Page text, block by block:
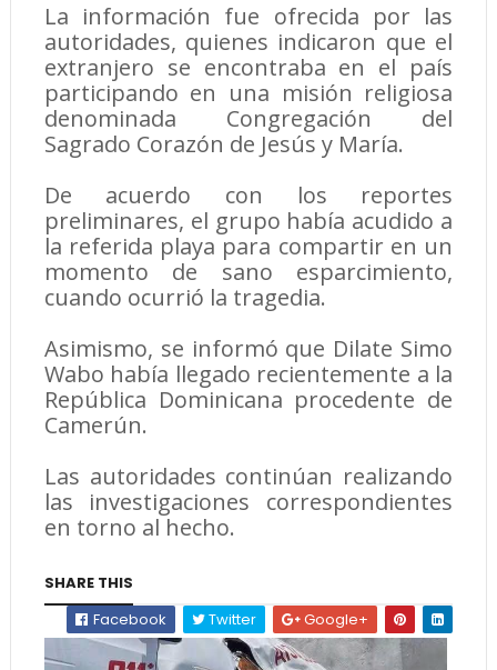
La información fue ofrecida por las
autoridades, quienes indicaron que el
extranjero se encontraba en el país
participando en una misión religiosa
denominada Congregación del
Sagrado Corazón de Jesús y María.
De acuerdo con los reportes
preliminares, el grupo había acudido a
la referida playa para compartir en un
momento de sano esparcimiento,
cuando ocurrió la tragedia.
Asimismo, se informó que Dilate Simo
Wabo había llegado recientemente a la
República Dominicana procedente de
Camerún.
Las autoridades continúan realizando
las investigaciones correspondientes
en torno al hecho.
SHARE THIS
Facebook
Twitter Google+